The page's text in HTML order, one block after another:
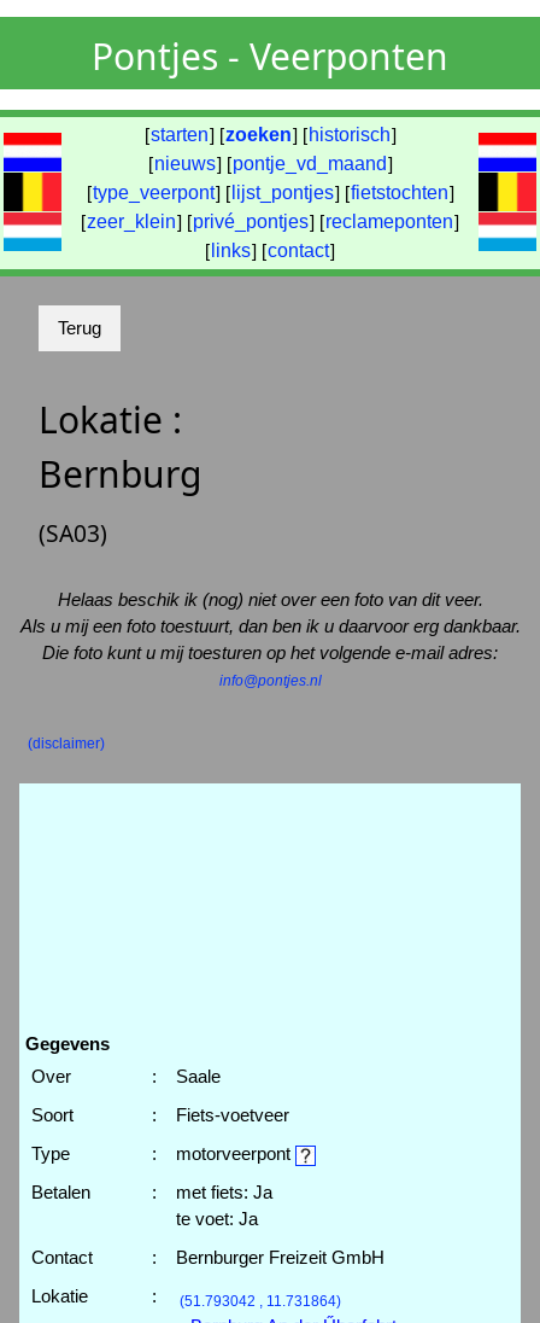
Pontjes - Veerponten
[starten] [zoeken] [ historisch]
[nieuws] [pontje_vd_maand]
[type_veerpont] [ lijst_pontjes] [fietstochten]
[zeer_klein] [privé_pontjes] [reclameponten]
[ links] [contact]
Lokatie :
Bernburg
(SA03)
Helaas beschik ik (nog) niet over een foto van dit veer.
Als u mij een foto toestuurt, dan ben ik u daarvoor erg dankbaar.
Die foto kunt u mij toesturen op het volgende e-mail adres:
info@pontjes.nl
(disclaimer)
Gegevens
Over
:
Saale
Soort
:
Fiets-voetveer
Type
:
motorveerpont
Betalen
:
met fiets: Ja
te voet: Ja
Contact
:
Bernburger Freizeit GmbH
Lokatie
: (51.793042 , 11.731864)